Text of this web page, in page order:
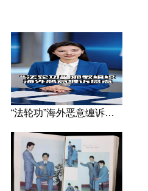
“法轮功”海外恶意缠诉盘点